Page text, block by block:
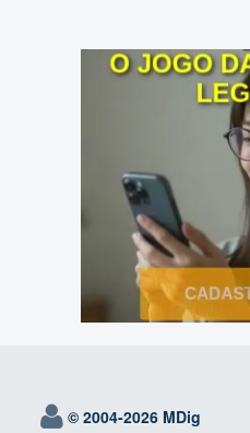
© 2004-2026 MDig